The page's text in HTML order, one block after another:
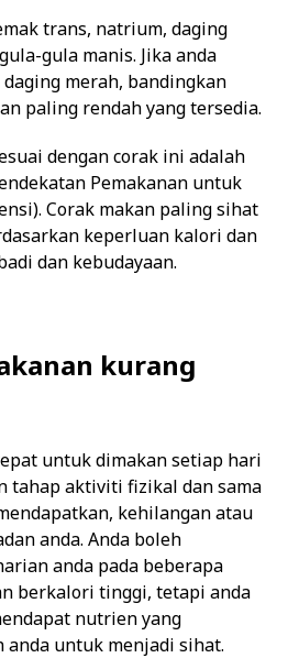
trans, natrium, daging
gula manis. Jika anda
merah, bandingkan
paling rendah yang tersedia.
dengan corak ini adalah
Pemakanan untuk
Corak makan paling sihat
keperluan kalori dan
dan kebudayaan.
kurang
untuk dimakan setiap hari
tahap aktiviti fizikal dan sama
kehilangan atau
anda. Anda boleh
anda pada beberapa
berkalori tinggi, tetapi anda
nutrien yang
untuk menjadi sihat.